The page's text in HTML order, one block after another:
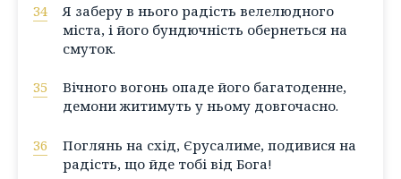
34
Я заберу в нього радість велелюдного
міста, і його бундючність обернеться на
смуток.
35
Вічного вогонь опаде його багатоденне,
демони житимуть у ньому довгочасно.
36
Поглянь на схід, Єрусалиме, подивися на
радість, що йде тобі від Бога!